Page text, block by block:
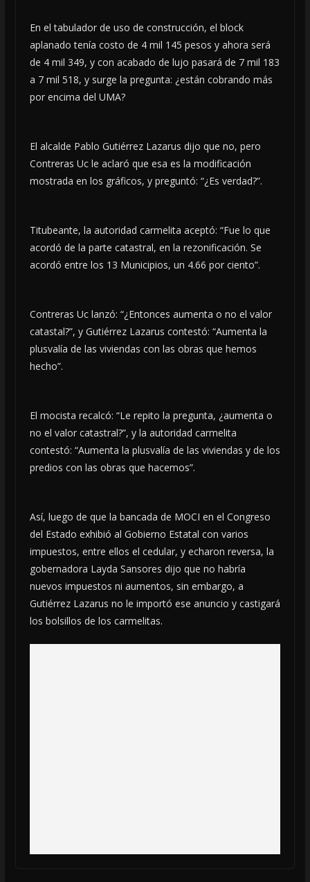
En el tabulador de uso de construcción, el block
aplanado tenía costo de 4 mil 145 pesos y ahora será
de 4 mil 349, y con acabado de lujo pasará de 7 mil 183
a 7 mil 518, y surge la pregunta: ¿están cobrando más
por encima del UMA?
El alcalde Pablo Gutiérrez Lazarus dijo que no, pero
Contreras Uc le aclaró que esa es la modificación
mostrada en los gráficos, y preguntó: “¿Es verdad?”.
Titubeante, la autoridad carmelita aceptó: “Fue lo que
acordó de la parte catastral, en la rezonificación. Se
acordó entre los 13 Municipios, un 4.66 por ciento”.
Contreras Uc lanzó: “¿Entonces aumenta o no el valor
catastal?”, y Gutiérrez Lazarus contestó: “Aumenta la
plusvalía de las viviendas con las obras que hemos
hecho”.
El mocista recalcó: “Le repito la pregunta, ¿aumenta o
no el valor catastral?”, y la autoridad carmelita
contestó: “Aumenta la plusvalía de las viviendas y de los
predios con las obras que hacemos”.
Así, luego de que la bancada de MOCI en el Congreso
del Estado exhibió al Gobierno Estatal con varios
impuestos, entre ellos el cedular, y echaron reversa, la
gobernadora Layda Sansores dijo que no habría
nuevos impuestos ni aumentos, sin embargo, a
Gutiérrez Lazarus no le importó ese anuncio y castigará
los bolsillos de los carmelitas.